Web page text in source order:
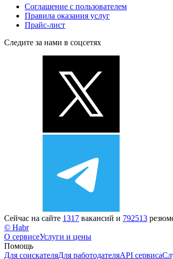
Соглашение с пользователем
Правила оказания услуг
Прайс-лист
Следите за нами в соцсетях
Сейчас на сайте 1317 вакансий и 792513
© Habr
О сервисеУслуги и цены
Помощь
Для соискателяДля работодателяAPI сервиса